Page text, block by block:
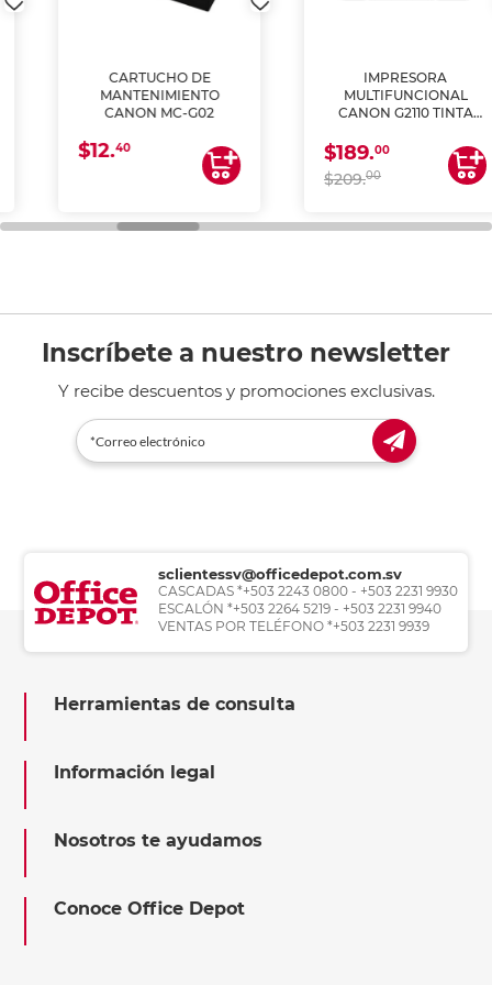
CARTUCHO DE
MANTENIMIENTO
CANON MC-G02
$12.40
IMPRESORA
MULTIFUNCIONAL
CANON G2110 TINTA
$189.00
$209.00
Inscríbete a nuestro newsletter
Y recibe descuentos y promociones exclusivas.
sclientessv@officedepot.com.sv
CASCADAS *+503 2243 0800 - +503 2231 9930
ESCALÓN *+503 2264 5219 - +503 2231 9940
VENTAS POR TELÉFONO *+503 2231 9939
Herramientas de consulta
Información legal
Nosotros te ayudamos
Conoce Office Depot